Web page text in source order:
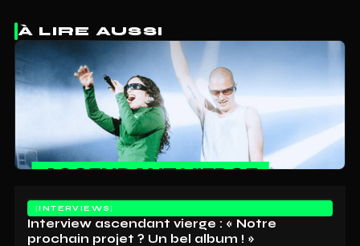
À LIRE AUSSI
INTERVIEWS
Interview ascendant vierge : « Notre
prochain projet ? Un bel album ! »